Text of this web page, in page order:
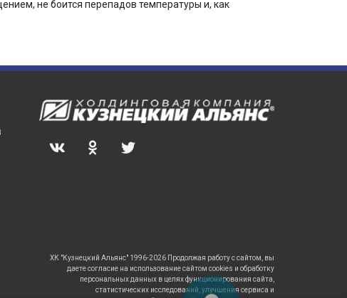
не боится перепадов температуры и, как
ХК "Кузнецкий Альянс" 1996-2026 Продолжая работу с сайтом, вы
даете согласие на использование сайтом cookies и обработку
персональных данных в целях функционирования сайта,
статистических исследований, улучшения сервиса и